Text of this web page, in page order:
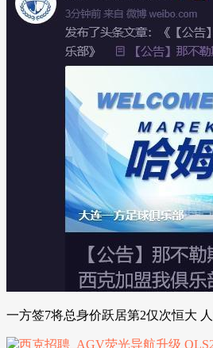
一方签7将总身价跃居第2仅次恒大